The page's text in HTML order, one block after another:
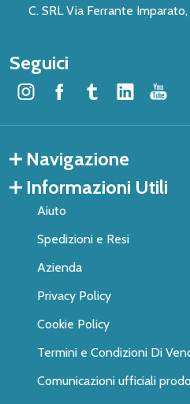
C. SRL Via Ferrante
Seguici
Navigazione
Informazioni Utili
Aiuto
Spedizioni e Resi
Azienda
Privacy Policy
Cookie Policy
Termini e Condizioni Di
Comunicazioni ufficiali